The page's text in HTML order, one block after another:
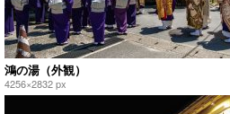
鴻の湯（外観）
4256×2832 px